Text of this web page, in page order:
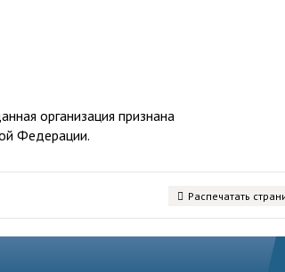
организация признана
Федерации.
Распечатать